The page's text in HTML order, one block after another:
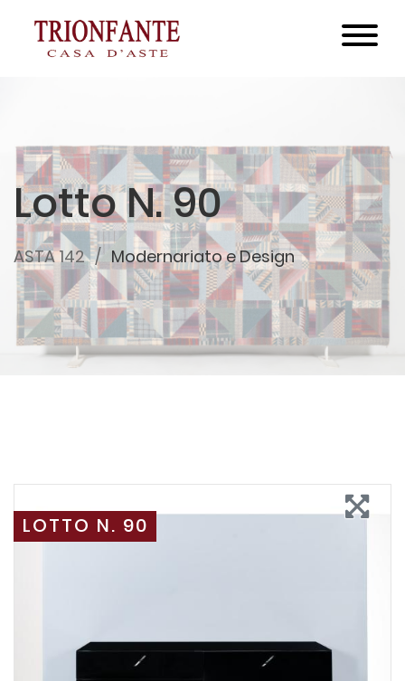
Lotto N. 90
ASTA 142 Modernariato e Design
LOTTO N. 90